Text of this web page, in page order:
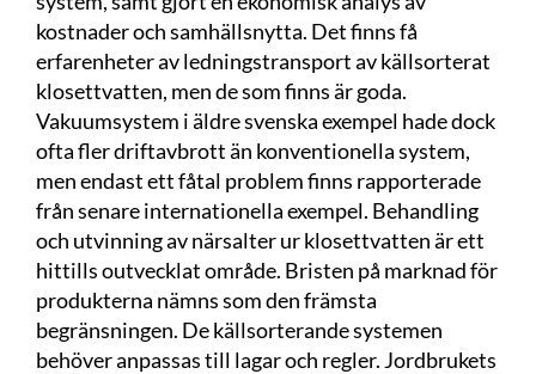
kostnader och samhällsnytta. Det finns få
erfarenheter av ledningstransport av källsorterat
klosettvatten, men de som finns är goda.
Vakuumsystem i äldre svenska exempel hade dock
ofta fler driftavbrott än konventionella system,
men endast ett fåtal problem finns rapporterade
från senare internationella exempel. Behandling
och utvinning av närsalter ur klosettvatten är ett
hittills outvecklat område. Bristen på marknad för
produkterna nämns som den främsta
begränsningen. De källsorterande systemen
behöver anpassas till lagar och regler. Jordbrukets